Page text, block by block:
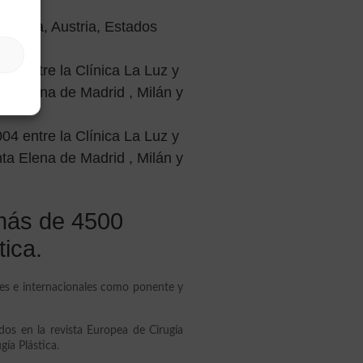
Austria, Estados
entre la Clínica La Luz y
Elena de Madrid , Milán y
entre la Clínica La Luz y
Elena de Madrid , Milán y
de 4500
e internacionales como ponente y
en la revista Europea de Cirugía
Plástica.